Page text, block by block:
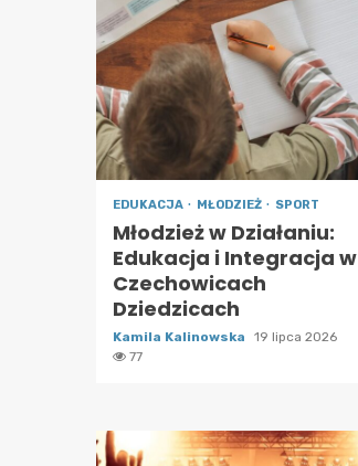
EDUKACJA MŁODZIEŻ SPORT
Młodzież w Działaniu:
Edukacja i Integracja w
Czechowicach
Dziedzicach
Kamila Kalinowska
19 lipca 2026
77